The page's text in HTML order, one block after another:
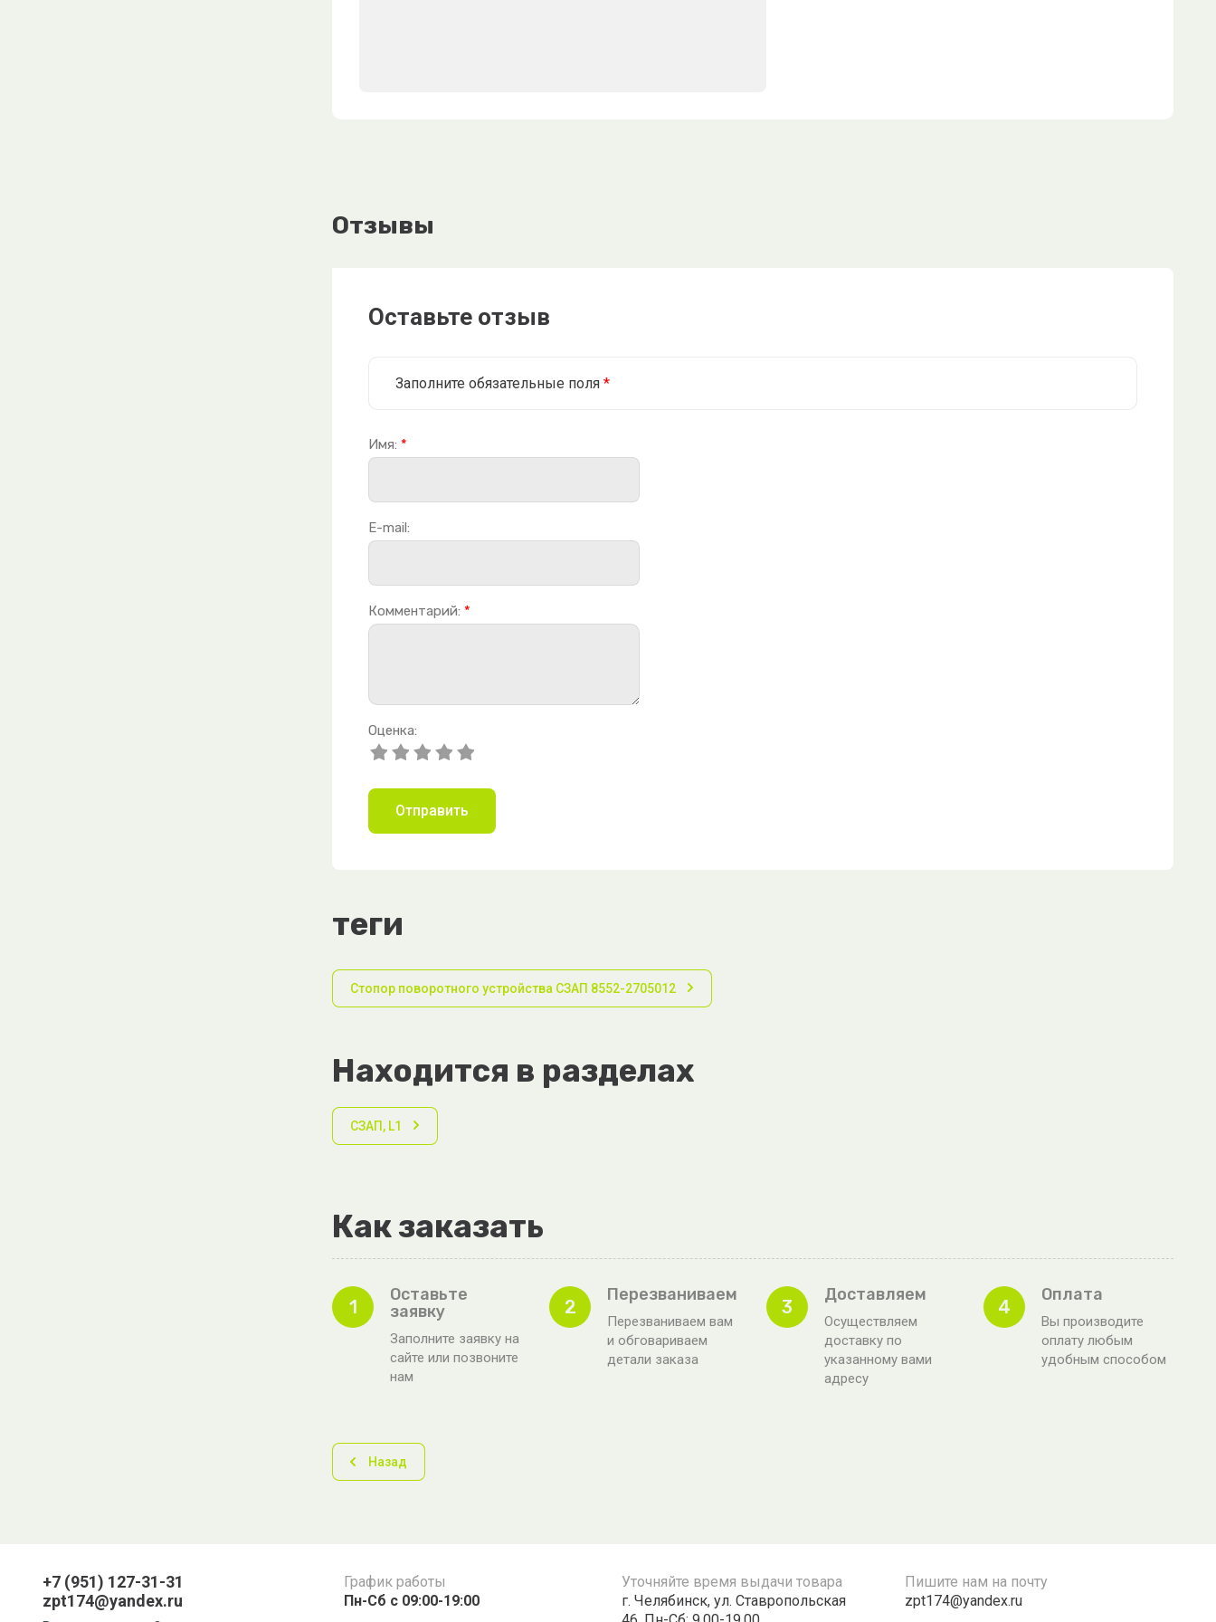
Отзывы
Оставьте отзыв
Заполните обязательные поля *
Имя: *
E-mail:
Комментарий: *
Оценка:
Отправить
теги
Стопор поворотного устройства СЗАП 8552-2705012
Находится в разделах
СЗАП, L1
Как заказать
1
Оставьте
заявку
Заполните заявку на
сайте или позвоните
нам
2
Перезваниваем
Перезваниваем вам
и обговариваем
детали заказа
3
Доставляем
Осуществляем
доставку по
указанному вами
адресу
4
Оплата
Вы производите
оплату любым
удобным способом
Назад
+7 (951) 127-31-31
zpt174@yandex.ru
График работы
Пн-Сб с 09:00-19:00
Уточняйте время выдачи товара
г. Челябинск, ул. Ставропольская
Пишите нам на почту
zpt174@yandex.ru